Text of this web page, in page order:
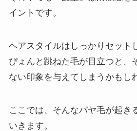
イントです。
ヘアスタイルはしっかりセット
ぴょんと跳ねた毛が目立つと、
ない印象を与えてしまうかもし
ここでは、そんなパヤ毛が起き
いきます。